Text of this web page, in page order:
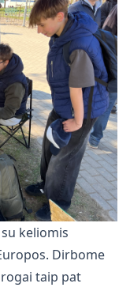
keliomis
Dirbome
taip pat